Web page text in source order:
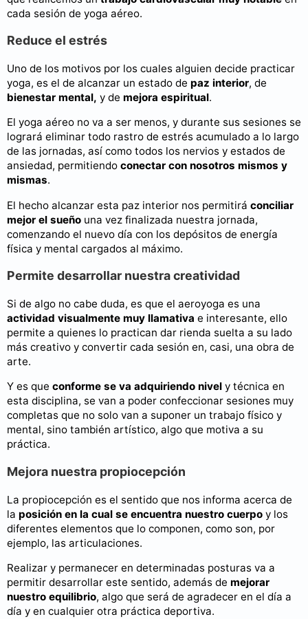
cada sesión de yoga aéreo.
Reduce el estrés
Uno de los motivos por los cuales alguien decide practicar
yoga, es el de alcanzar un estado de paz interior, de
bienestar mental, y de mejora espiritual.
El yoga aéreo no va a ser menos, y durante sus sesiones se
logrará eliminar todo rastro de estrés acumulado a lo largo
de las jornadas, así como todos los nervios y estados de
ansiedad, permitiendo conectar con nosotros mismos y
mismas.
El hecho alcanzar esta paz interior nos permitirá conciliar
mejor el sueño una vez finalizada nuestra jornada,
comenzando el nuevo día con los depósitos de energía
física y mental cargados al máximo.
Permite desarrollar nuestra creatividad
Si de algo no cabe duda, es que el aeroyoga es una
actividad visualmente muy llamativa e interesante, ello
permite a quienes lo practican dar rienda suelta a su lado
más creativo y convertir cada sesión en, casi, una obra de
arte.
Y es que conforme se va adquiriendo nivel y técnica en
esta disciplina, se van a poder confeccionar sesiones muy
completas que no solo van a suponer un trabajo físico y
mental, sino también artístico, algo que motiva a su
práctica.
Mejora nuestra propiocepción
La propiocepción es el sentido que nos informa acerca de
la posición en la cual se encuentra nuestro cuerpo y los
diferentes elementos que lo componen, como son, por
ejemplo, las articulaciones.
Realizar y permanecer en determinadas posturas va a
permitir desarrollar este sentido, además de mejorar
nuestro equilibrio, algo que será de agradecer en el día a
día y en cualquier otra práctica deportiva.